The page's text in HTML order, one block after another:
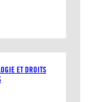
ET DROITS